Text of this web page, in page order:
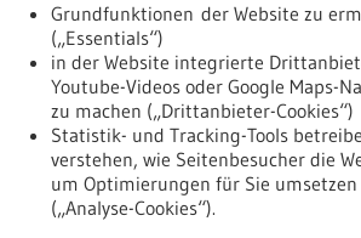
Nach oben
Grundfunktionen der Website zu
(„Essentials“)
in der Website integrierte
Youtube-Videos oder Google Maps-
zu machen („Drittanbieter-Cookies“)
Statistik- und Tracking-Tools
verstehen, wie Seitenbesucher die
um Optimierungen für Sie umsetzen
(„Analyse-Cookies“).